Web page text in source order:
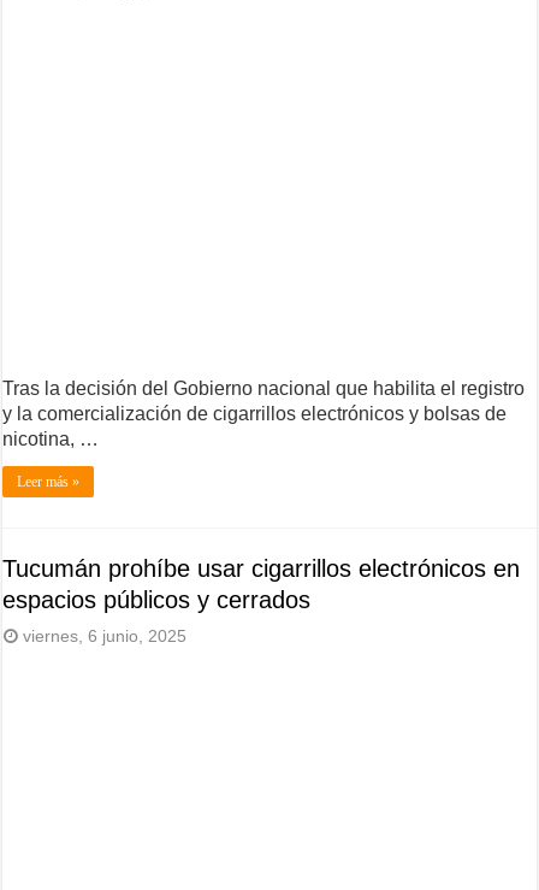
Tras la decisión del Gobierno nacional que habilita el registro
y la comercialización de cigarrillos electrónicos y bolsas de
nicotina, …
Leer más »
Tucumán prohíbe usar cigarrillos electrónicos en
espacios públicos y cerrados
viernes, 6 junio, 2025